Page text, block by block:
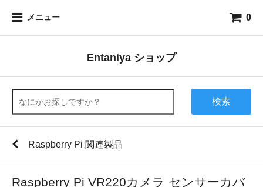
メニュー 0
Entaniya ショップ
検索
Raspberry Pi 関連製品
Raspberry Pi VR220カメラ センサーカバ